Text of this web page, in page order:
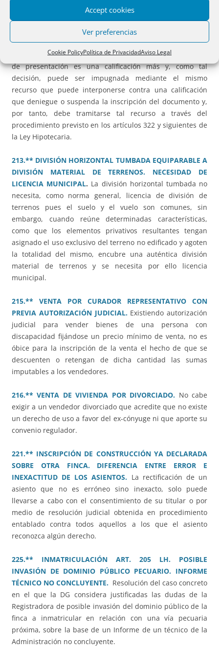
Accept cookies
Ver preferencias
Cookie PolicyPolítica de PrivacidadAviso Legal
209.** DENEGACIÓN DE ASIENTO DE PRESENTACIÓN.
APORTACIÓN DE DOCUMENTACIÓN
COMPLEMENTARIA.La negativa a la práctica del asiento
de presentación es una calificación más y, como tal
decisión, puede ser impugnada mediante el mismo
recurso que puede interponerse contra una calificación
que deniegue o suspenda la inscripción del documento y,
por tanto, debe tramitarse tal recurso a través del
procedimiento previsto en los artículos 322 y siguientes de
la Ley Hipotecaria.
213.** DIVISIÓN HORIZONTAL TUMBADA EQUIPARABLE A
DIVISIÓN MATERIAL DE TERRENOS. NECESIDAD DE
LICENCIA MUNICIPAL. La división horizontal tumbada no
necesita, como norma general, licencia de división de
terrenos pues el suelo y el vuelo son comunes, sin
embargo, cuando reúne determinadas características,
como que los elementos privativos resultantes tengan
asignado el uso exclusivo del terreno no edificado y agoten
la totalidad del mismo, encubre una auténtica división
material de terrenos y se necesita por ello licencia
municipal.
215.** VENTA POR CURADOR REPRESENTATIVO CON
PREVIA AUTORIZACIÓN JUDICIAL.Existiendo autorización
judicial para vender bienes de una persona con
discapacidad fijándose un precio mínimo de venta, no es
óbice para la inscripción de la venta el hecho de que se
descuenten o retengan de dicha cantidad las sumas
imputables a los vendedores.
216.** VENTA DE VIVIENDA POR DIVORCIADO. No cabe
exigir a un vendedor divorciado que acredite que no existe
un derecho de uso a favor del ex-cónyuge ni que aporte su
convenio regulador.
221.** INSCRIPCIÓN DE CONSTRUCCIÓN YA DECLARADA
SOBRE OTRA FINCA. DIFERENCIA ENTRE ERROR E
INEXACTITUD DE LOS ASIENTOS. La rectificación de un
asiento que no es erróneo sino inexacto, solo puede
llevarse a cabo con el consentimiento de su titular o por
medio de resolución judicial obtenida en procedimiento
entablado contra todos aquellos a los que el asiento
reconozca algún derecho.
225.** INMATRICULACIÓN ART. 205 LH. POSIBLE
INVASIÓN DE DOMINIO PÚBLICO PECUARIO. INFORME
TÉCNICO NO CONCLUYENTE. Resolución del caso concreto
en el que la DG considera justificadas las dudas de la
Registradora de posible invasión del dominio público de la
finca a inmatricular en relación con una vía pecuaria
próxima, sobre la base de un Informe de un técnico de la
Administración no concluyente.